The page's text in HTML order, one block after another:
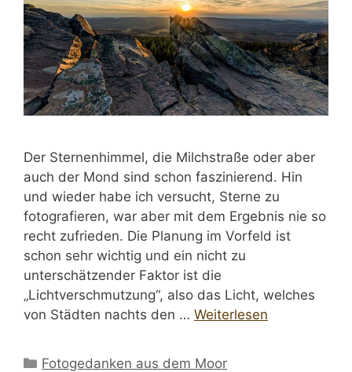
Der Sternenhimmel, die Milchstraße oder aber
auch der Mond sind schon faszinierend. Hin
und wieder habe ich versucht, Sterne zu
fotografieren, war aber mit dem Ergebnis nie so
recht zufrieden. Die Planung im Vorfeld ist
schon sehr wichtig und ein nicht zu
unterschätzender Faktor ist die
„Lichtverschmutzung“, also das Licht, welches
von Städten nachts den … Weiterlesen
Kategorien
Fotogedanken aus dem Moor